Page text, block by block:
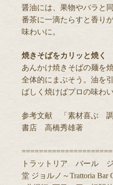
醤油には、果物やバラと
番茶に一滴たらすと香り
味わいに。
焼きそばをカリッと焼く
あんかけ焼きそばの麺を
全体的にまぶそう。油を
ばしく焼けばプロの味わい
参考文献 「素材喜ぶ
書店 高橋秀雄著
トラットリア バール ジ
堂 ジョルノ～Trattoria Bar